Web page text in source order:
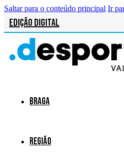
Saltar para o conteúdo principal Ir
Edição Digital
Braga
Região